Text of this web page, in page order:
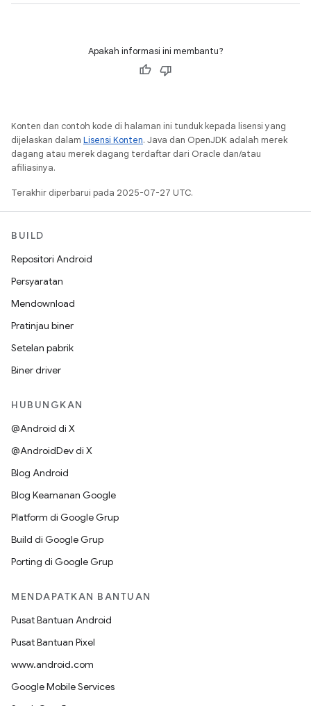
Apakah informasi ini membantu?
Konten dan contoh kode di halaman ini tunduk kepada lisensi yang
dijelaskan dalam Lisensi Konten. Java dan OpenJDK adalah merek
dagang atau merek dagang terdaftar dari Oracle dan/atau
afiliasinya.
Terakhir diperbarui pada 2025-07-27 UTC.
BUILD
Repositori Android
Persyaratan
Mendownload
Pratinjau biner
Setelan pabrik
Biner driver
HUBUNGKAN
@Android di X
@AndroidDev di X
Blog Android
Blog Keamanan Google
Platform di Google Grup
Build di Google Grup
Porting di Google Grup
MENDAPATKAN BANTUAN
Pusat Bantuan Android
Pusat Bantuan Pixel
www.android.com
Google Mobile Services